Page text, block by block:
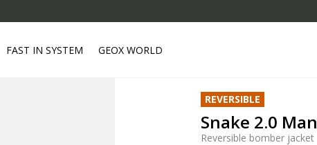
FAST IN SYSTEM GEOX WORLD
REVERSIBLE
Snake 2.0 Man
Reversible bomber jacket